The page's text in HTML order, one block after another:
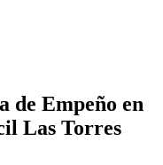
de Empeño en
Las Torres